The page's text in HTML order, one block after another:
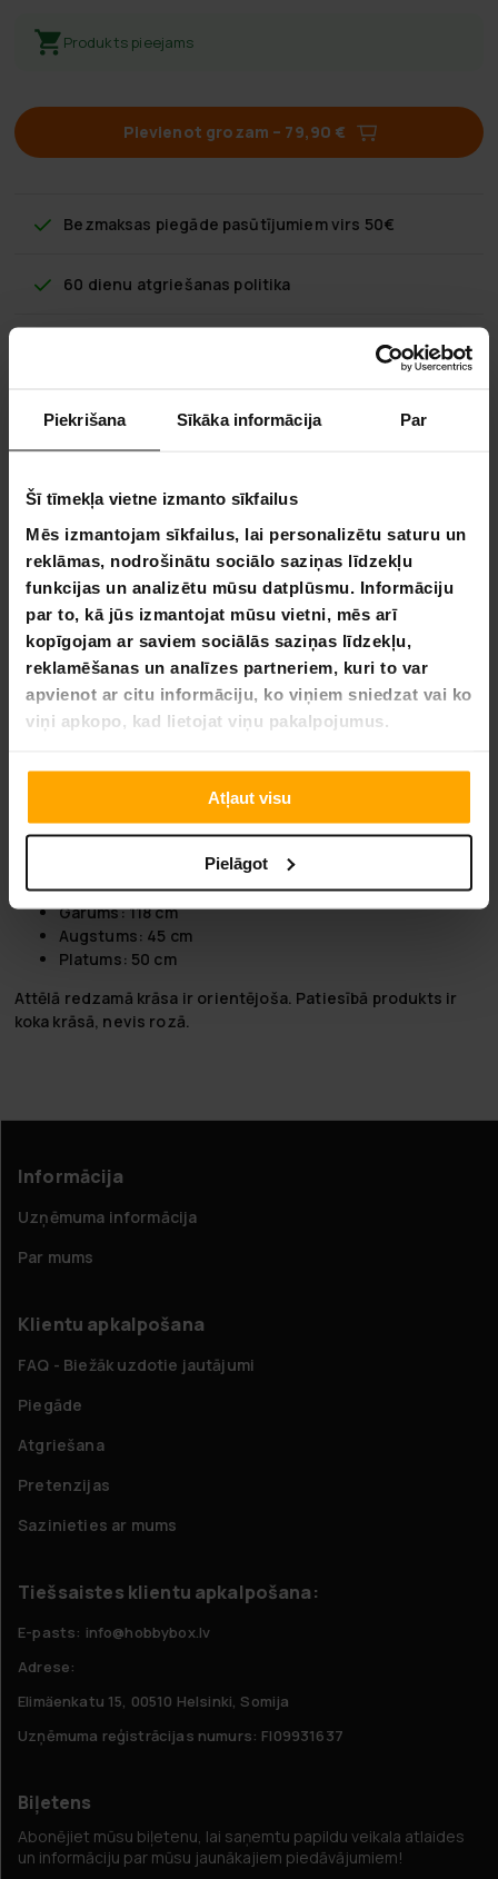
Piekrišana Sīkāka informācija Par
Šī tīmekļa vietne izmanto sīkfailus
Mēs izmantojam sīkfailus, lai personalizētu saturu un
reklāmas, nodrošinātu sociālo saziņas līdzekļu
funkcijas un analizētu mūsu datplūsmu. Informāciju
par to, kā jūs izmantojat mūsu vietni, mēs arī
kopīgojam ar saviem sociālās saziņas līdzekļu,
reklamēšanas un analīzes partneriem, kuri to var
apvienot ar citu informāciju, ko viņiem sniedzat vai ko
viņi apkopo, kad lietojat viņu pakalpojumus.
Atļaut visu
Pielāgot
Produkts pieejams
Pievienot grozam – 79,90 €
Bezmaksas piegāde pasūtījumiem virs 50€
60 dienu atgriešanas politika
Trekker Trušu Būris Coco 118x45x50cm
Šis Trekker Trušu Būris Coco 118x45x50cm ir izgatavots no
izturīga un stipra priedes koka un ir piemērots trušiem vai
citiem mazajiem dzīvniekiem. Trušu būrī jūsu mīlulis var
brīvi kustēties un rotaļāties, vienlaikus būdams pasargāts
no nepiemērotiem laikapstākļiem un bīstamām situācijām.
Trušu būris nodrošina jūsu mīluļa rotaļāšanos,
vingrināšanos un atpūtu viņa miera un klusuma apstākļos.
Krāsa: brūna
Materiāli: priede, metāls
Svars: 6,5 kg
Garums: 118 cm
Augstums: 45 cm
Platums: 50 cm
Attēlā redzamā krāsa ir orientējoša. Patiesībā produkts ir
koka krāsā, nevis rozā.
Informācija
Uzņēmuma informācija
Par mums
Klientu apkalpošana
FAQ - Biežāk uzdotie jautājumi
Piegāde
Atgriešana
Pretenzijas
Sazinieties ar mums
Tiešsaistes klientu apkalpošana:
E-pasts: info@hobbybox.lv
Adrese:
Elimäenkatu 15, 00510 Helsinki, Somija
Uzņēmuma reģistrācijas numurs: FI09931637
Biļetens
Abonējiet mūsu biļetenu, lai saņemtu papildu veikala atlaides
un informāciju par mūsu jaunākajiem piedāvājumiem!